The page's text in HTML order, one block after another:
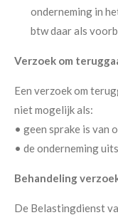
onderneming in
btw daar als
Verzoek om
Een verzoek om
niet mogelijk als:
• geen sprake is van
• de onderneming
Behandeling
De Belastingdienst